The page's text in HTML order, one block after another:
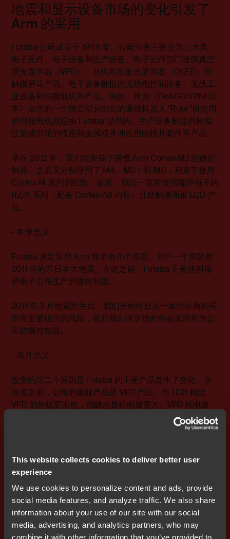
This website collects cookies to deliver better user
experience
We use cookies to personalize content and ads, provide
social media features, and analyze traffic. We also share
information about your use of our site with our social
media, advertising, and analytics partners, who may
地震和显示设备市场的变化引发了
Arm 的采用
Futaba 公司成立于 1948 年。公司业务主要分为三大类：
电子元件、电子设备和生产设备。电子元件部门提供真空
荧光显示器（VFD）、有机电致发光显示器（OLED）和
触摸屏等产品。电子设备部提供无线电控制设备、无线工
业设备和伺服电机等产品。例如，作为《DeAGOSTINI 日
本》杂志的一个独立部分出售的通信机器人 "Robi "所使用
的伺服电机就是由 Futaba 提供的。生产设备部提供树脂
注塑成型用的模座和金属模具冲压用的模具套件等产品。
早在 2012 年，我们就安装了搭载 Arm Cortex-M3 的微控
制器，之后又分别使用了 M4、M0+ 和 M0，积累了使用
Cortex-M 系列的经验。最近，我们一直在使用瑞萨电子的
RZ/A 系列（配备 Cortex-A9 内核）开发触摸面板 LCD 产
品。
- 鱼津忠义
Futaba 决定采用 Arm 技术有几个原因。其中一个原因是
2011 年的东日本大地震。在此之前，Futaba 主要使用瑞
萨电子公司生产的微控制器。
2011 年 3 月地震发生后，我们开始怀疑从一家供应商购买
所有主要组件的风险，因此我们决定借此机会采用其他公
司的微控制器。
- 海月忠义
改变的第二个原因是 Futaba 的主要产品发生了变化。在
改变之前，公司的旗舰产品是 VFD 产品。与 LCD 相比，
VFD 的外观更出色，但缺点是耗电量更大。VFD 耗电量
大，因此，当越来越多的客户要求提高电源效率时，LCD
便在市场上掀起了一场风暴。虽然 Futaba 也开始开发
因此，我们公司决定对基于 Arm 的微控制器进行评估，因
为这种微控制器在当时被吹捧为价格低廉。Atmel 公司首
先采用了基于 Arm 的微控制器，随后意法半导体、恩智浦
和赛普拉斯也相继采用。考虑到成本和用户友好性，我们
公司也决定更换微控制器供应商。